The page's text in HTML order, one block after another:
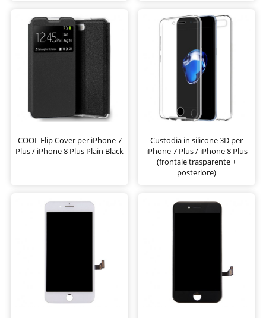
COOL Flip Cover per iPhone 7
Plus / iPhone 8 Plus Plain Black
Custodia in silicone 3D per
iPhone 7 Plus / iPhone 8 Plus
(frontale trasparente +
posteriore)